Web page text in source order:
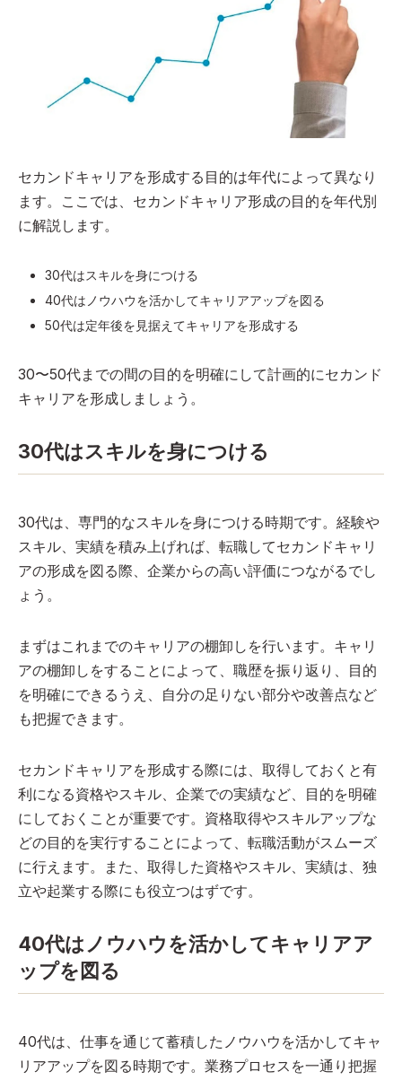
セカンドキャリアを形成する目的は年代によって異なり
ます。ここでは、セカンドキャリア形成の目的を年代別
に解説します。
30代はスキルを身につける
40代はノウハウを活かしてキャリアアップを図る
50代は定年後を見据えてキャリアを形成する
30〜50代までの間の目的を明確にして計画的にセカンド
キャリアを形成しましょう。
30代はスキルを身につける
30代は、専門的なスキルを身につける時期です。経験や
スキル、実績を積み上げれば、転職してセカンドキャリ
アの形成を図る際、企業からの高い評価につながるでし
ょう。
まずはこれまでのキャリアの棚卸しを行います。キャリ
アの棚卸しをすることによって、職歴を振り返り、目的
を明確にできるうえ、自分の足りない部分や改善点など
も把握できます。
セカンドキャリアを形成する際には、取得しておくと有
利になる資格やスキル、企業での実績など、目的を明確
にしておくことが重要です。資格取得やスキルアップな
どの目的を実行することによって、転職活動がスムーズ
に行えます。また、取得した資格やスキル、実績は、独
立や起業する際にも役立つはずです。
40代はノウハウを活かしてキャリアア
ップを図る
40代は、仕事を通じて蓄積したノウハウを活かしてキャ
リアアップを図る時期です。業務プロセスを一通り把握